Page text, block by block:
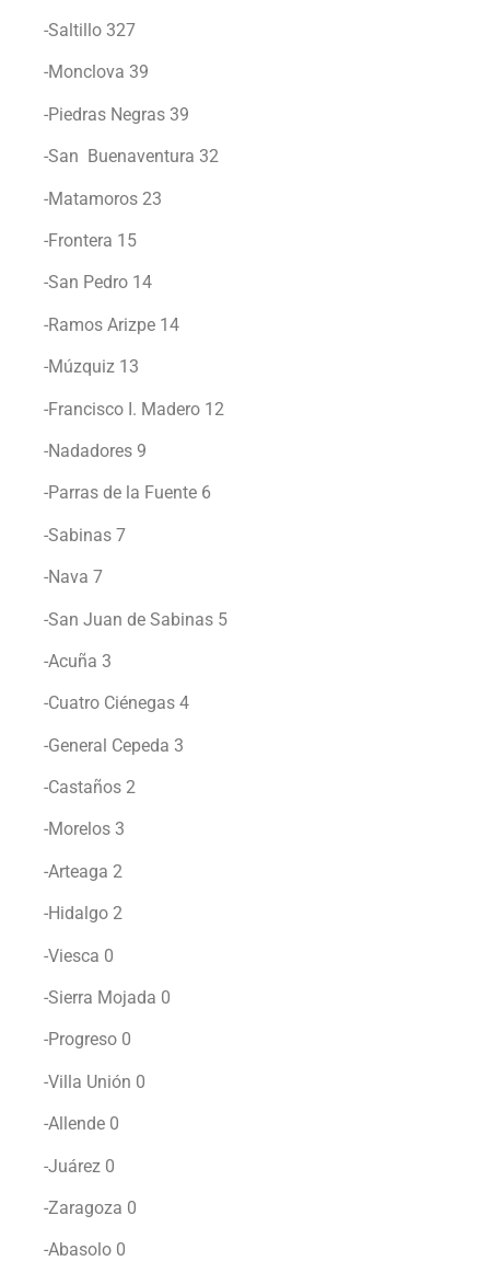
-Saltillo 327
-Monclova 39
-Piedras Negras 39
-San Buenaventura 32
-Matamoros 23
-Frontera 15
-San Pedro 14
-Ramos Arizpe 14
-Múzquiz 13
-Francisco I. Madero 12
-Nadadores 9
-Parras de la Fuente 6
-Sabinas 7
-Nava 7
-San Juan de Sabinas 5
-Acuña 3
-Cuatro Ciénegas 4
-General Cepeda 3
-Castaños 2
-Morelos 3
-Arteaga 2
-Hidalgo 2
-Viesca 0
-Sierra Mojada 0
-Progreso 0
-Villa Unión 0
-Allende 0
-Juárez 0
-Zaragoza 0
-Abasolo 0